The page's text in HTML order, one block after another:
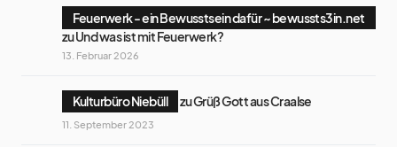
Feuerwerk - ein Bewusstsein dafür ~ bewussts3in.net
zuUnd was ist mit Feuerwerk?
13. Februar 2026
Kulturbüro Niebüll zuGrüß Gott aus Craalse
11. September 2023